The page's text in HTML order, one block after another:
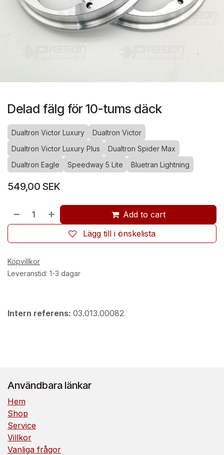
Delad fälg för 10-tums däck
Dualtron Victor Luxury
Dualtron Victor
Dualtron Victor Luxury Plus
Dualtron Spider Max
Dualtron Eagle
Speedway 5 Lite Bluetran Lightning
549,00 SEK
Add to cart
Lägg till i önskelista
Köpvillkor
Leveranstid: 1-3 dagar
Intern referens: 03.013.00082
Användbara länkar
Hem
Shop
Service
Villkor
Vanliga frågor